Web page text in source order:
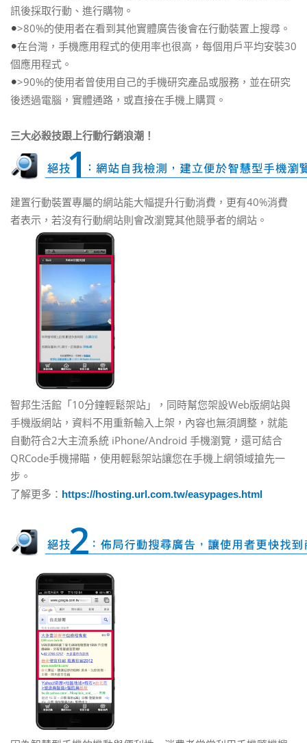
訊後採取行動、進行購物。
>80%的使用者在看到其他實體廣告後會在行動裝置上搜尋。
在台灣，手機應用程式的使用率也很高，每個用戶平均安裝30
個應用程式。
>90%的使用者曾使用自己的手機研究產品或服務，並在研究
後透過電腦，實體通路，或直接在手機上購買。
三大必殺技跟上行動行銷浪潮！
建置行動裝置專屬的網站能大幅提升行動消費，更有40%消費
者表示，若沒有行動網站則會改瀏覽其他競爭者的網站。
智邦生活館「10分鐘輕鬆架站」，同時幫您架設Web版網站與
手機版網站，資料不用重新輸入上架，內容也無須調整，就能
自動符合2大主流系統 iPhone/Android 手機瀏覽，還可結合
QRCode手機掃瞄，使用輕鬆架站讓您在手機上網領域搶先一
步。
了解更多： https://hosting.url.com.tw/easypages.html